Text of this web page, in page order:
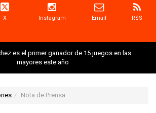
X Instagram Email RSS
es el primer ganador de 15 juegos en las
mayores este año
Nota de Prensa